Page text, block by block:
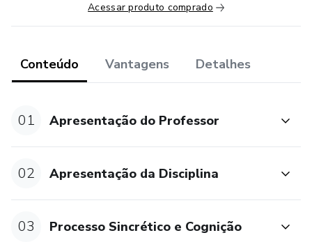
Acessar produto comprado
Conteúdo Vantagens Detalhes
01 Apresentação do Professor
02 Apresentação da Disciplina
03 Processo Sincrético e Cognição